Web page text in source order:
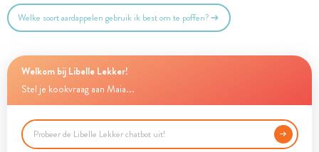
Welke soort aardappelen gebruik ik best om te poffen?
Welkom bij Libelle Lekker!
Stel je kookvraag aan Maia...